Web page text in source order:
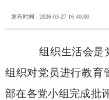
发布时间 : 2026-03-27 16:40:00
组织生活会是
组织对党员进行教育
部在各党小组完成批